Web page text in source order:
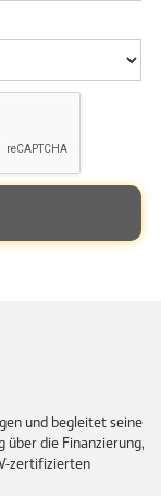
und begleitet seine
über die Finanzierung,
zertifizierten